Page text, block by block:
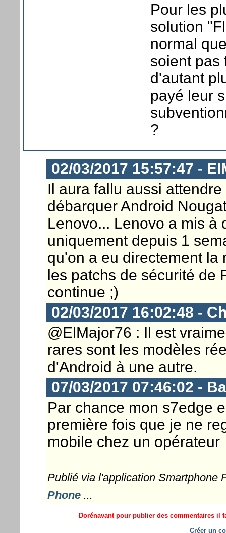
Pour les
solution
normal
soient pas
d'autant
payé leur
?
02/03/2017 15:57:47 -
Il aura fallu aussi
débarquer Android
Lenovo... Lenovo a mis à
uniquement depuis 1
qu'on a eu directement la
les patchs de sécurité de
continue ;)
02/03/2017 16:02:48 -
@ElMajor76 : Il est
rares sont les modèles
d'Android à une autre.
07/03/2017 07:46:02 -
Par chance mon s7edge
première fois que je ne
mobile chez un opérateur
Publié via l'application Smartphone
Phone...
Dorénavant pour publier des commentaires il
Créer un